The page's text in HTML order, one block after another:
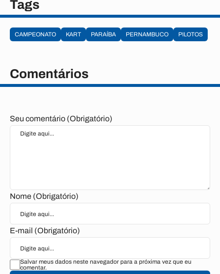
Tags
CAMPEONATO KART PARAÍBA PERNAMBUCO PILOTOS
Comentários
Seu comentário (Obrigatório)
Nome (Obrigatório)
E-mail (Obrigatório)
Salvar meus dados neste navegador para a próxima vez que eu
comentar.